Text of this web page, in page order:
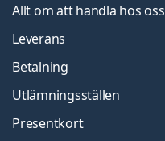
Allt om att handla hos oss
Leverans
Betalning
Utlämningsställen
Presentkort